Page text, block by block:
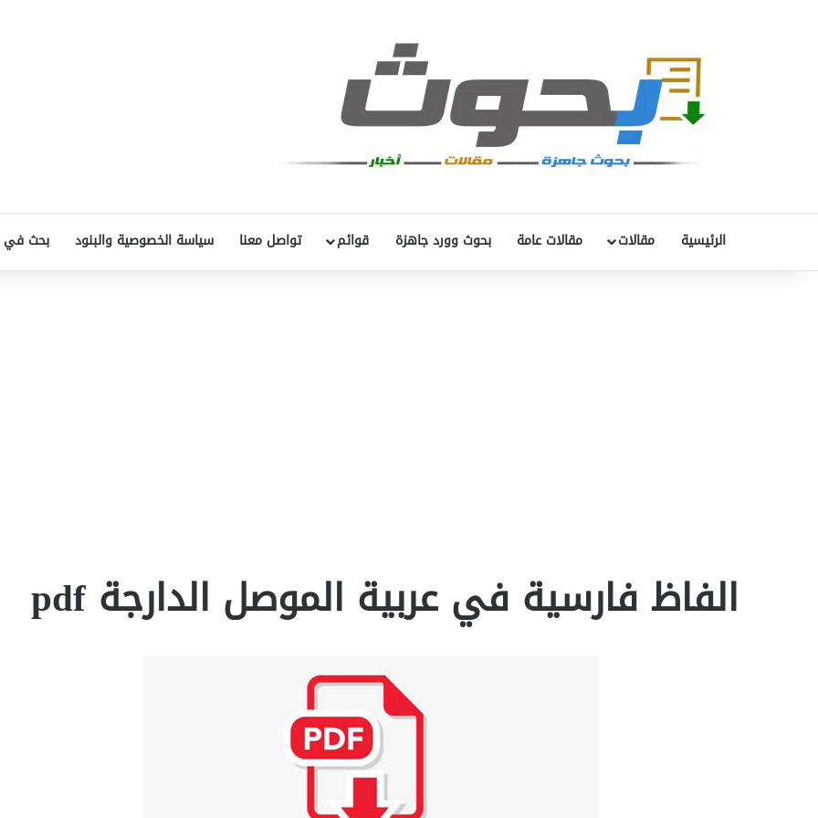
الرئيسية مقالات مقالات عامة بحوث وورد جاهزة قوائم تواصل معنا سياسة الخصوصية والبنود بحث في
الفاظ فارسية في عربية الموصل الدارجة pdf